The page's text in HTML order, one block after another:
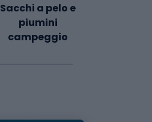
Sacchi a pelo e
piumini
campeggio